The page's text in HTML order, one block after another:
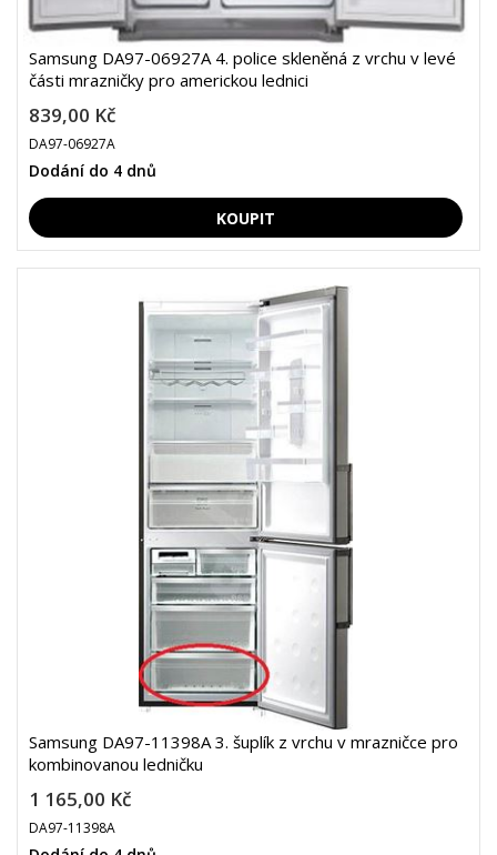
Samsung DA97-06927A 4. police skleněná z vrchu v levé
části mrazničky pro americkou lednici
839,00 Kč
DA97-06927A
Dodání do 4 dnů
Samsung DA97-11398A 3. šuplík z vrchu v mrazničce pro
kombinovanou ledničku
1 165,00 Kč
DA97-11398A